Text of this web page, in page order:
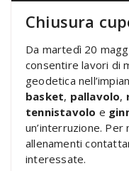
Chiusura
Da martedì 20
consentire lavori di
geodetica
basket, pallavolo,
tennistavolo e
un’interruzione.
allenamenti
interessate.